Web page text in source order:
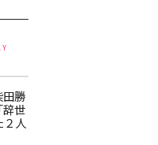
田勝
辞世
人